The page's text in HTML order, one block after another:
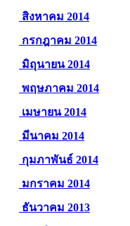
สิงหาคม 2014
กรกฎาคม 2014
มิถุนายน 2014
พฤษภาคม 2014
เมษายน 2014
มีนาคม 2014
กุมภาพันธ์ 2014
มกราคม 2014
ธันวาคม 2013